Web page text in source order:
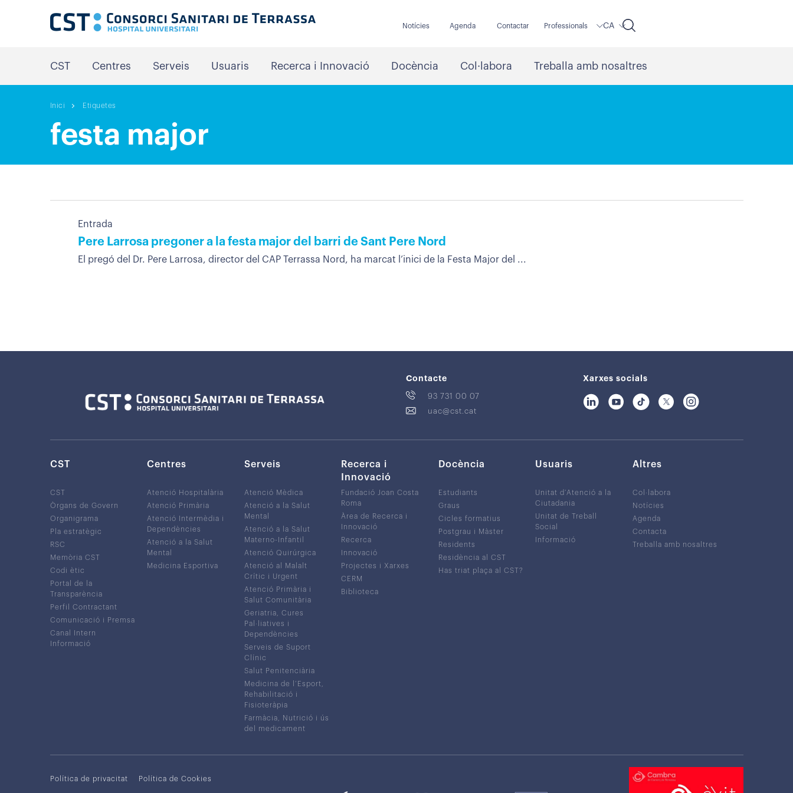
Notícies Agenda Contactar Professionals CA
CST Centres Serveis Usuaris Recerca i Innovació Docència Col·labora Treballa amb nosaltres
Inici Etiquetes
festa major
Entrada
Pere Larrosa pregoner a la festa major del barri de Sant Pere Nord
El pregó del Dr. Pere Larrosa, director del CAP Terrassa Nord, ha marcat l’inici de la Festa Major del ...
Contacte
93 731 00 07
uac@cst.cat
Xarxes socials
CST
CST
Òrgans de Govern
Organigrama
Pla estratègic
RSC
Memòria CST
Codi ètic
Portal de la
Transparència
Perfil Contractant
Comunicació i Premsa
Canal Intern
Informació
Centres
Atenció Hospitalària
Atenció Primària
Atenció Intermèdia i
Dependències
Atenció a la Salut
Mental
Medicina Esportiva
Serveis
Atenció Mèdica
Atenció a la Salut
Mental
Atenció a la Salut
Materno-Infantil
Atenció Quirúrgica
Atenció al Malalt
Crític i Urgent
Atenció Primària i
Salut Comunitària
Geriatria, Cures
Pal·liatives i
Dependències
Serveis de Suport
Clínic
Salut Penitenciària
Medicina de l’Esport,
Rehabilitació i
Fisioteràpia
Farmàcia, Nutrició i ús
del medicament
Recerca i
Innovació
Fundació Joan Costa
Roma
Àrea de Recerca i
Innovació
Recerca
Innovació
Projectes i Xarxes
CERM
Biblioteca
Docència
Estudiants
Graus
Cicles formatius
Postgrau i Màster
Residents
Residència al CST
Has triat plaça al CST?
Usuaris
Unitat d’Atenció a la
Ciutadania
Unitat de Treball
Social
Informació
Altres
Col·labora
Notícies
Agenda
Contacta
Treballa amb nosaltres
Política de privacitat Política de Cookies